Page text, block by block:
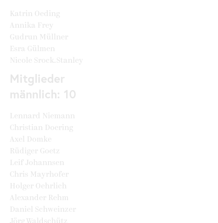
Katrin Oeding
Annika Frey
Gudrun Müllner
Esra Gülmen
Nicole Srock.Stanley
Mitglieder
männlich: 10
Lennard Niemann
Christian Doering
Axel Domke
Rüdiger Goetz
Leif Johannsen
Chris Mayrhofer
Holger Oehrlich
Alexander Rehm
Daniel Schweinzer
Jörg Waldschütz